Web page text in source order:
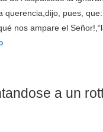
querencia,dijo, pues,
nos ampare el
a un